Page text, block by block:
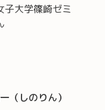
子大学篠崎ゼミ
（しのりん）